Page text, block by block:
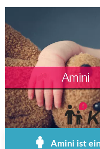
Amini ist